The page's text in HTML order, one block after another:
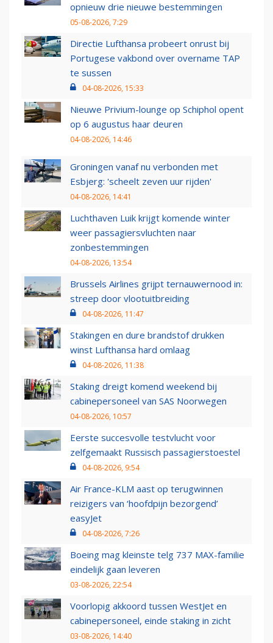
opnieuw drie nieuwe bestemmingen
05-08-2026, 7:29
Directie Lufthansa probeert onrust bij
Portugese vakbond over overname TAP
te sussen
04-08-2026, 15:33
Nieuwe Privium-lounge op Schiphol opent
op 6 augustus haar deuren
04-08-2026, 14:46
Groningen vanaf nu verbonden met
Esbjerg: 'scheelt zeven uur rijden'
04-08-2026, 14:41
Luchthaven Luik krijgt komende winter
weer passagiersvluchten naar
zonbestemmingen
04-08-2026, 13:54
Brussels Airlines grijpt ternauwernood in:
streep door vlootuitbreiding
04-08-2026, 11:47
Stakingen en dure brandstof drukken
winst Lufthansa hard omlaag
04-08-2026, 11:38
Staking dreigt komend weekend bij
cabinepersoneel van SAS Noorwegen
04-08-2026, 10:57
Eerste succesvolle testvlucht voor
zelfgemaakt Russisch passagierstoestel
04-08-2026, 9:54
Air France-KLM aast op terugwinnen
reizigers van ‘hoofdpijn bezorgend’
easyJet
04-08-2026, 7:26
Boeing mag kleinste telg 737 MAX-familie
eindelijk gaan leveren
03-08-2026, 22:54
Voorlopig akkoord tussen WestJet en
cabinepersoneel, einde staking in zicht
03-08-2026, 14:40